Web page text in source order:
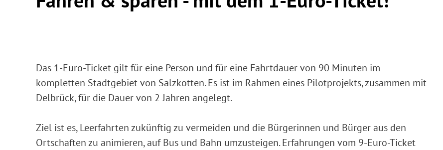
Das 1-Euro-Ticket gilt für eine Person und für eine Fahrtdauer von 90 Minuten im
kompletten Stadtgebiet von Salzkotten. Es ist im Rahmen eines Pilotprojekts, zusammen mit
Delbrück, für die Dauer von 2 Jahren angelegt.
Ziel ist es, Leerfahrten zukünftig zu vermeiden und die Bürgerinnen und Bürger aus den
Ortschaften zu animieren, auf Bus und Bahn umzusteigen. Erfahrungen vom 9-Euro-Ticket